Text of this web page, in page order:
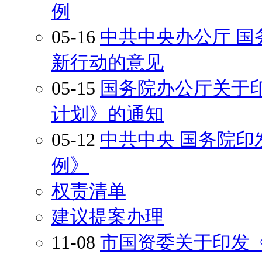
例
05-16 中共中央办公厅
新行动的意见
05-15 国务院办公厅关于
计划》的通知
05-12 中共中央 国务院
例》
权责清单
建议提案办理
11-08 市国资委关于印发